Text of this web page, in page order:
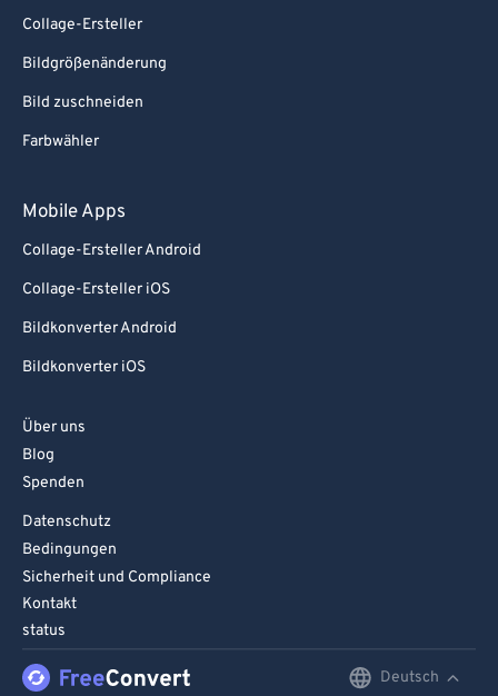
Collage-Ersteller
Bildgrößenänderung
Bild zuschneiden
Farbwähler
Mobile Apps
Collage-Ersteller Android
Collage-Ersteller iOS
Bildkonverter Android
Bildkonverter iOS
Über uns
Blog
Spenden
Datenschutz
Bedingungen
Sicherheit und Compliance
Kontakt
status
Deutsch